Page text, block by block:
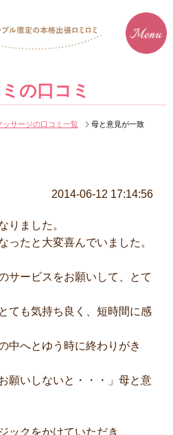
の口コミ
サージの口コミ一覧 母と意見が一致
2014-06-12 17:14:56
りました。
ったと大変喜んでいました。
サービスをお願いして、とて
ても気持ち良く、短時間に感
中へとゆう時に終わりがき
願いしないと・・・」母と意
ックをかけていただき、